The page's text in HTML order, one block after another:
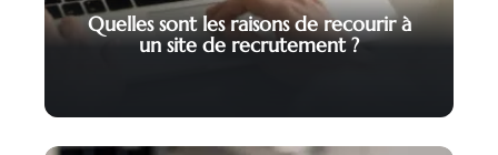
Quelles sont les raisons de recourir à
un site de recrutement ?